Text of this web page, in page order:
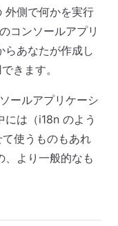
外側で何かを実行
コンソールアプリ
らあなたが作成し
きます。
ールアプリケーシ
には（i18n のよう
使うものもあれ
、より一般的なも